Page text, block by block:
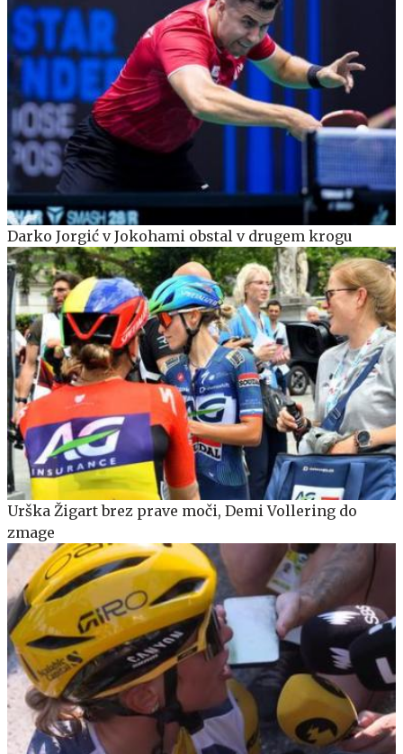
Darko Jorgić v Jokohami obstal v drugem krogu
Urška Žigart brez prave moči, Demi Vollering do
zmage